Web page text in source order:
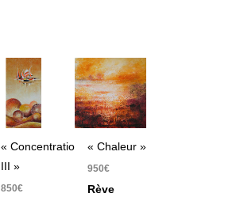
« Concentration
III »
850€
« Chaleur »
950€
Rève